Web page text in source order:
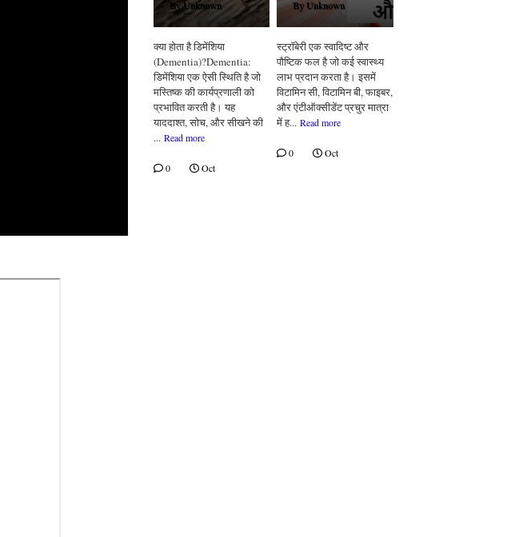
ByUnknown
क्या होता है डिमेंशिया
(Dementia)?Dementia:
डिमेंशिया एक ऐसी स्थिति है जो
मस्तिष्क की कार्यप्रणाली को
प्रभावित करती है। यह
याददाश्त, सोच, और सीखने की
... Read more
0 Oct
By Unknown
स्ट्रॉबेरी एक स्वादिष्ट और
पौष्टिक फल है जो कई स्वास्थ्य
लाभ प्रदान करता है। इसमें
विटामिन सी, विटामिन बी, फाइबर,
और एंटीऑक्सीडेंट प्रचुर मात्रा
में ह... Read more
0 Oct